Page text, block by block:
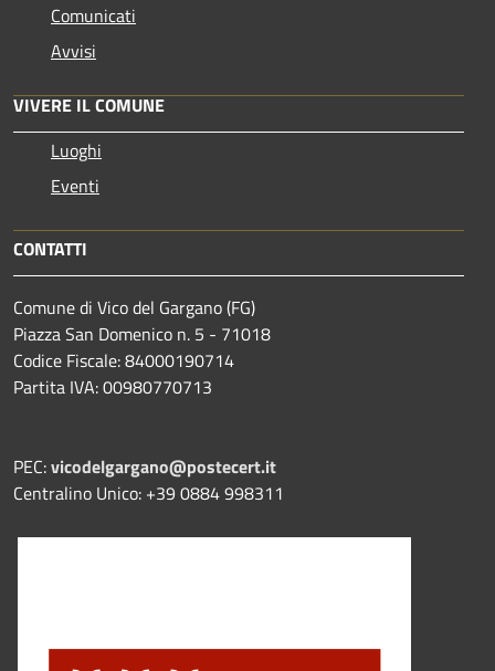
Comunicati
Avvisi
VIVERE IL COMUNE
Luoghi
Eventi
CONTATTI
Comune di Vico del Gargano (FG)
Piazza San Domenico n. 5 - 71018
Codice Fiscale: 84000190714
Partita IVA: 00980770713
PEC:vicodelgargano@postecert.it
Centralino Unico: +39 0884 998311